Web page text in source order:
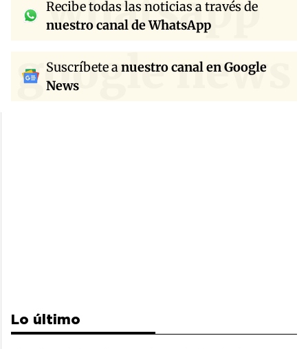
whatsapp
Recibe todas las noticias a través de
nuestro canal de WhatsApp
google news
Suscríbete a nuestro canal en Google
News
Lo último